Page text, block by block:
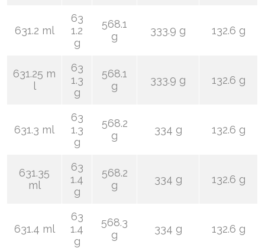
631.2 ml
63
1.2
g
568.1
g
333.9 g 132.6 g
631.25 m
l
63
1.3
g
568.1
g
333.9 g 132.6 g
631.3 ml
63
1.3
g
568.2
g
334 g 132.6 g
631.35
ml
63
1.4
g
568.2
g
334 g 132.6 g
631.4 ml
63
1.4
g
568.3
g
334 g 132.6 g